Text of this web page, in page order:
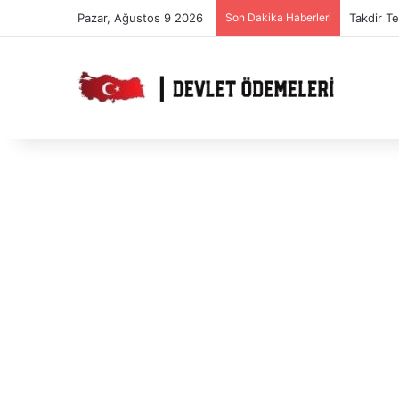
Pazar, Ağustos 9 2026 Son Dakika Haberleri Takdir